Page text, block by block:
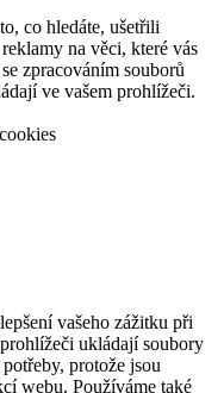
co hledáte, ušetřili
na věci, které vás
zpracováním souborů
ve vašem prohlížeči.
vašeho zážitku při
ukládají soubory
protože jsou
webu. Používáme také